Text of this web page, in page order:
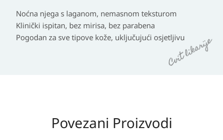
Noćna njega s laganom, nemasnom teksturom
Klinički ispitan, bez mirisa, bez parabena
Pogodan za sve tipove kože, uključujući osjetljivu
Povezani Proizvodi